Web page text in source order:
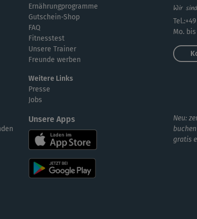
Ernährungprogramme
Gutschein-Shop
FAQ
Fitnesstest
Unsere Trainer
Freunde werben
Weitere Links
Presse
Jobs
Unsere Apps
Wir
Mo.
Neu:
gratis